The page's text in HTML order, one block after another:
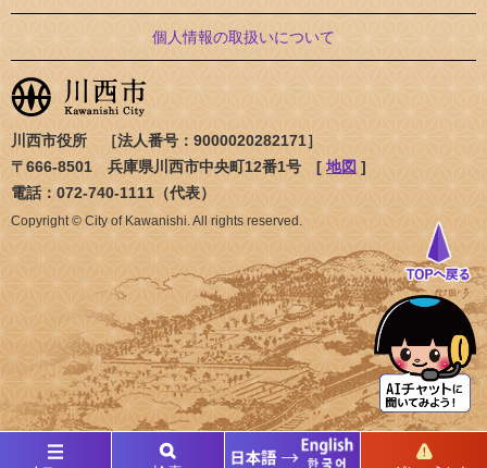
個人情報の取扱いについて
川西市役所 ［法人番号：9000020282171］
〒666-8501 兵庫県川西市中央町12番1号 [ 地図 ]
電話：072-740-1111（代表）
Copyright © City of Kawanishi. All rights reserved.